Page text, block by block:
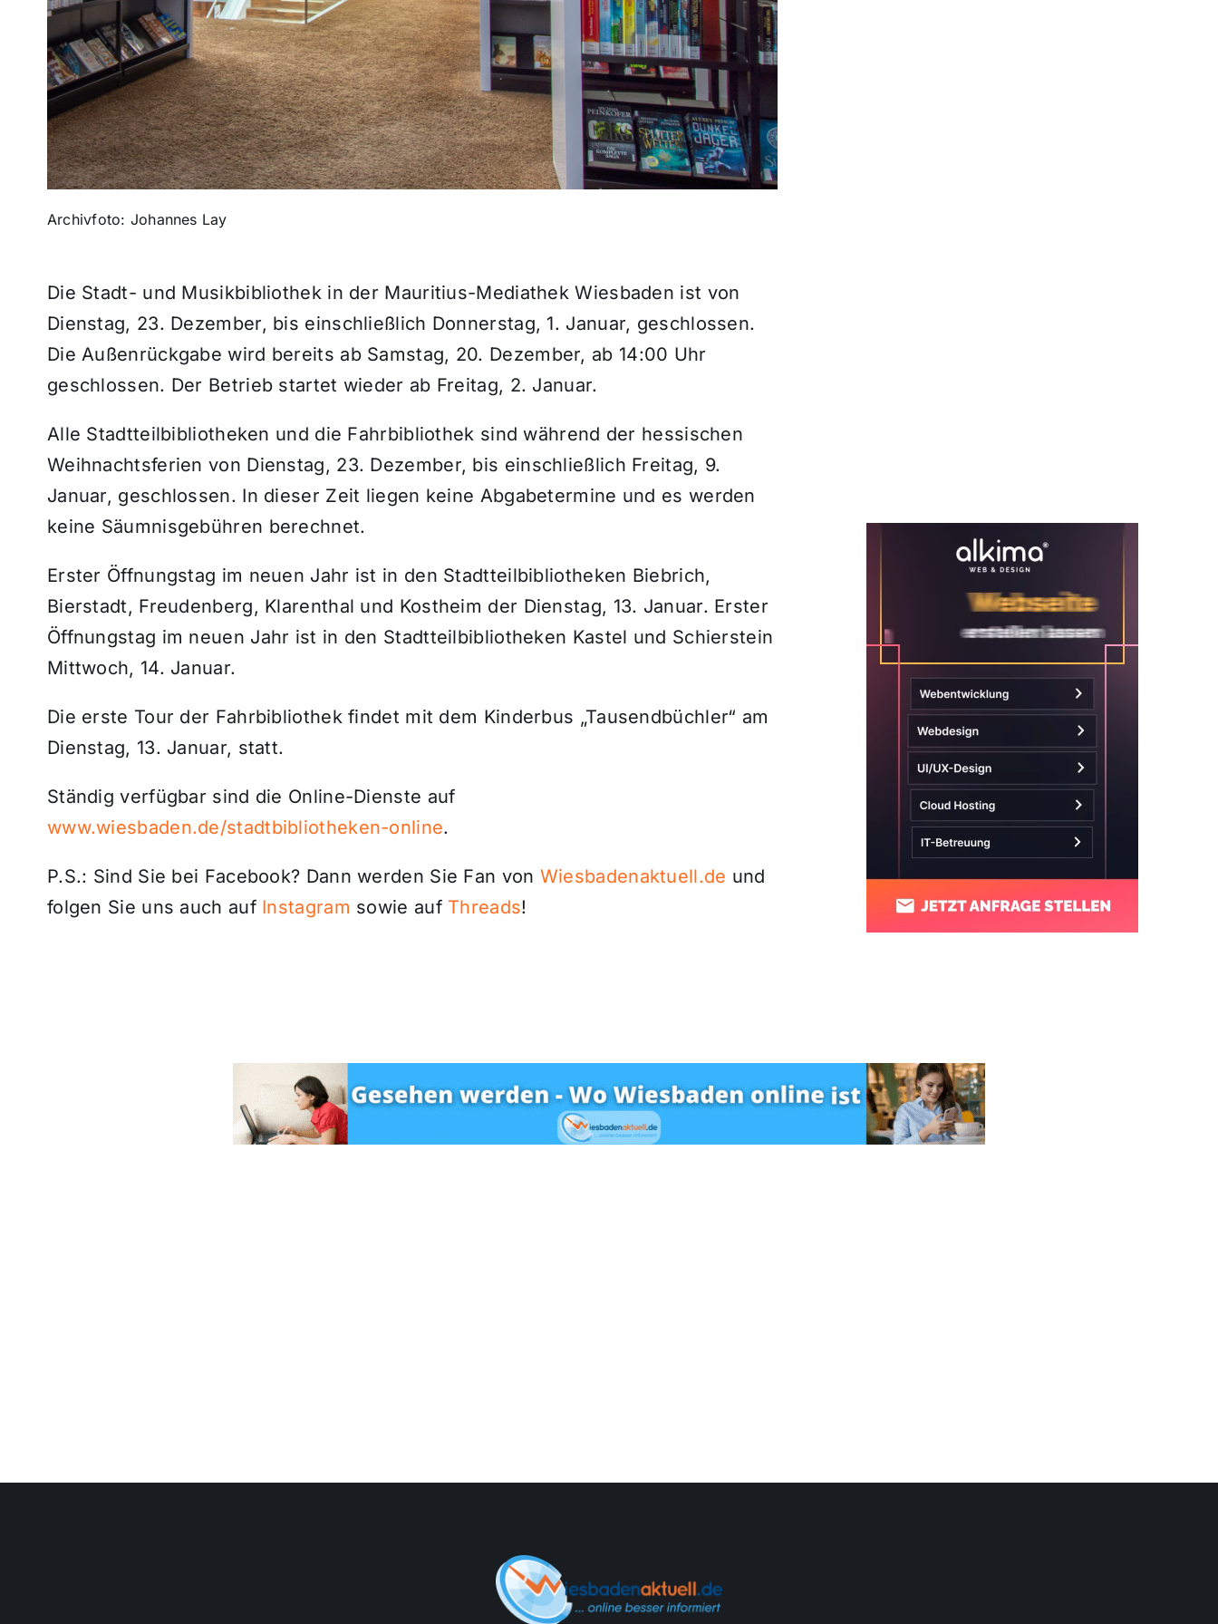
Archivfoto: Johannes Lay
Die Stadt- und Musikbibliothek in der Mauritius-Mediathek Wiesbaden ist von
Dienstag, 23. Dezember, bis einschließlich Donnerstag, 1. Januar, geschlossen.
Die Außenrückgabe wird bereits ab Samstag, 20. Dezember, ab 14:00 Uhr
geschlossen. Der Betrieb startet wieder ab Freitag, 2. Januar.
Alle Stadtteilbibliotheken und die Fahrbibliothek sind während der hessischen
Weihnachtsferien von Dienstag, 23. Dezember, bis einschließlich Freitag, 9.
Januar, geschlossen. In dieser Zeit liegen keine Abgabetermine und es werden
keine Säumnisgebühren berechnet.
Erster Öffnungstag im neuen Jahr ist in den Stadtteilbibliotheken Biebrich,
Bierstadt, Freudenberg, Klarenthal und Kostheim der Dienstag, 13. Januar. Erster
Öffnungstag im neuen Jahr ist in den Stadtteilbibliotheken Kastel und Schierstein
Mittwoch, 14. Januar.
Die erste Tour der Fahrbibliothek findet mit dem Kinderbus „Tausendbüchler“ am
Dienstag, 13. Januar, statt.
Ständig verfügbar sind die Online-Dienste auf
www.wiesbaden.de/stadtbibliotheken-online.
P.S.: Sind Sie bei Facebook? Dann werden Sie Fan von Wiesbadenaktuell.de und
folgen Sie uns auch auf Instagram sowie auf Threads!